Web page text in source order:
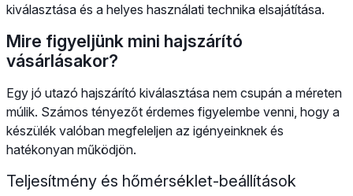
kiválasztása és a helyes használati technika elsajátítása.
Mire figyeljünk mini hajszárító
vásárlásakor?
Egy jó utazó hajszárító kiválasztása nem csupán a méreten
múlik. Számos tényezőt érdemes figyelembe venni, hogy a
készülék valóban megfeleljen az igényeinknek és
hatékonyan működjön.
Teljesítmény és hőmérséklet-beállítások